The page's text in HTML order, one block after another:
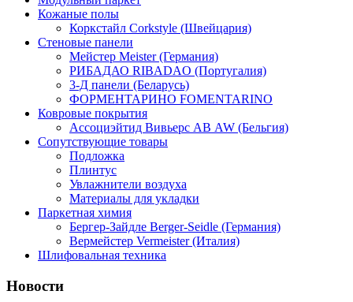
Кожаные полы
Коркстайл Corkstyle (Швейцария)
Стеновые панели
Мейстер Meister (Германия)
РИБАДАО RIBADAO (Португалия)
3-Д панели (Беларусь)
ФОРМЕНТАРИНО FOMENTARINO
Ковровые покрытия
Ассоциэйтид Вивьерс АВ AW (Бельгия)
Сопутствующие товары
Подложка
Плинтус
Увлажнители воздуха
Материалы для укладки
Паркетная химия
Бергер-Зайдле Berger-Seidle (Германия)
Вермейстер Vermeister (Италия)
Шлифовальная техника
Новости